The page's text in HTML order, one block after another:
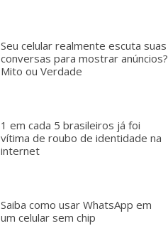
Seu celular realmente escuta suas
conversas para mostrar anúncios?
Mito ou Verdade
1 em cada 5 brasileiros já foi
vítima de roubo de identidade na
internet
Saiba como usar WhatsApp em
um celular sem chip